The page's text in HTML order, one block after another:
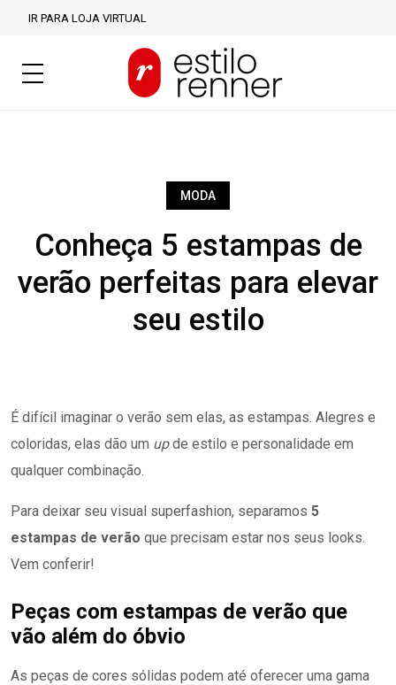
IR PARA LOJA VIRTUAL
MODA
Conheça 5 estampas de
verão perfeitas para elevar
seu estilo
É difícil imaginar o verão sem elas, as estampas. Alegres e
coloridas, elas dão um upde estilo e personalidade em
qualquer combinação.
Para deixar seu visual superfashion, separamos 5
estampas de verão que precisam estar nos seus looks.
Vem conferir!
Peças com estampas de verão que
vão além do óbvio
As peças de cores sólidas podem até oferecer uma gama